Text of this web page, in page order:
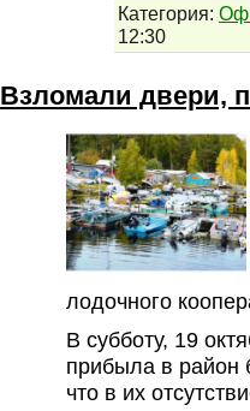
Категория:
12:30
Взломали двери,
лодочного
В субботу, 19
прибыла в район
что в их